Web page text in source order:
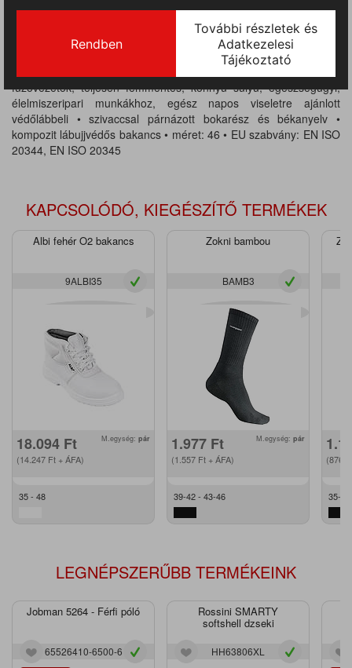
• folyadékoknak jobban ellenálló, fehér mikroszálas felsőrész •
kiváló szellőző, vízgőzáteresztő tulajdonságok • antisztatikus,
olajálló, hajlékony, kétrétegű, fehér PU talp, ütődéselnyelő
sarokkal • nedves acél és kerámia felületekre bevizsgált, SRC
fokú csúszás elleni védelem, kényelmes talpbélés • erős műanyag
fűzővezetők, teljesen fémmentes, könnyű súlyú, egészségügyi,
élelmiszeripari munkákhoz, egész napos viseletre ajánlott
védőlábbeli • szivaccsal párnázott bokarész és békanyelv •
kompozit lábujjvédős bakancs • méret: 46 • EU szabvány: EN ISO
20344, EN ISO 20345
KAPCSOLÓDÓ, KIEGÉSZÍTŐ TERMÉKEK
Albi fehér O2 bakancs
9ALBI35
18.094 Ft
(14.247 Ft + ÁFA)
M.egység: pár
35 - 48
Zokni bambou
BAMB3
1.977 Ft
(1.557 Ft + ÁFA)
M.egység: pár
39-42 - 43-46
(876
35-
LEGNÉPSZERŰBB TERMÉKEINK
Jobman 5264 - Férfi póló
65526410-6500-6
Rossini SMARTY
softshell dzseki
HH63806XL